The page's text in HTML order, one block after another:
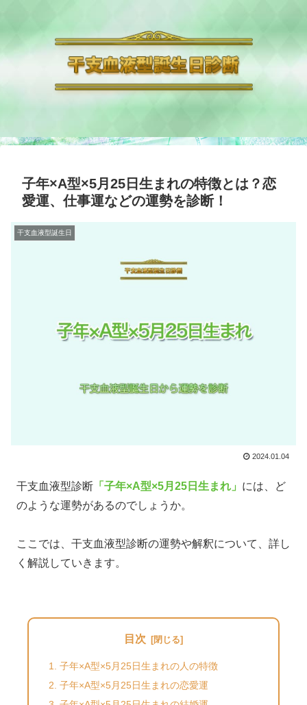
子年×A型×5月25日生まれの特徴とは？恋
愛運、仕事運などの運勢を診断！
干支血液型誕生日
2024.01.04
干支血液型診断 「子年×A型×5月25日生まれ」 には、ど
のような運勢があるのでしょうか。
ここでは、干支血液型診断の運勢や解釈について、詳し
く解説していきます。
目次
子年×A型×5月25日生まれの人の特徴
子年×A型×5月25日生まれの恋愛運